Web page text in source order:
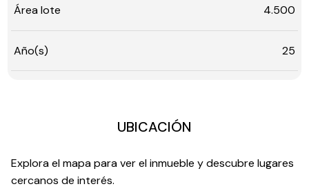
Área lote 4.500
Año(s) 25
UBICACIÓN
Explora el mapa para ver el inmueble y descubre lugares
cercanos de interés.